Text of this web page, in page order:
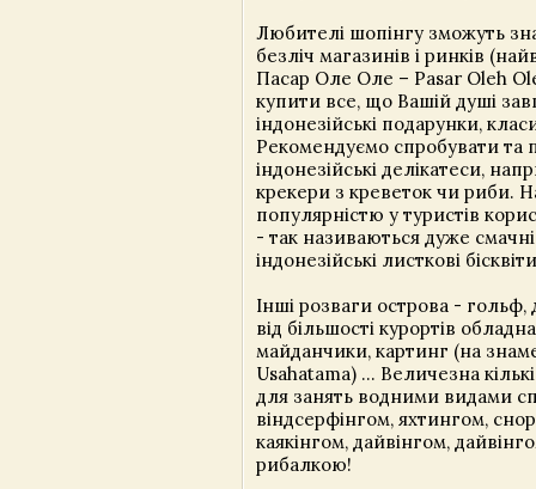
Любителі шопінгу зможуть
безліч магазинів і ринків
Пасар Оле Оле – Pasar Oleh
купити все, що Вашій душі
індонезійські подарунки,
Рекомендуємо спробувати та
індонезійські делікатеси,
крекери з креветок чи риби.
популярністю у туристів
- так називаються дуже смачні
індонезійські листкові
Інші розваги острова - гольф,
від більшості курортів
майданчики, картинг (на
Usahatama) ... Величезна
для занять водними видами
віндсерфінгом, яхтингом,
каякінгом, дайвінгом,
рибалкою!